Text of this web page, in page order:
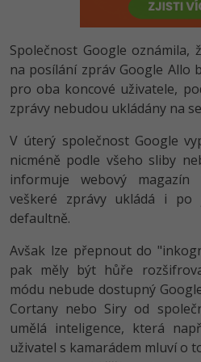
HTML5, CSS3,
SQL a databáze
Testování a verzování
UML a návrhové vzory
React
ASP.NET MVC
Django
Best practices
PHP
JavaScript
Python
HTML / CSS
UML a návrhové vzory
MS-SQL
SQLite
Vývojář mobilních
Specialista na AI a
C# Game developer
Tester
Systémový
3D grafik
Projektový manažer
Databázový analytik
-80%
JavaScript -80%
PHP -80%
Swift -80%
Kotlin -80%
C
VB.NET
SQL
Návrh SW -80%
Digitální gramotnost
Marketing -30%
WordPress
UX
Business
Kryptoměny
Copywriting -30%
MS Office -80%
Photoshop -80%
Adobe Illustrator -80%
Adobe Lightroom -30%
Adobe XD
Adobe InDesign -25%
Adobe After Effects
Blender -80%
Inkscape
Fotografování -80%
Společnost Google oznámila,
na posílání zpráv Google Allo
pro oba koncové uživatele,
zprávy nebudou ukládány na
V úterý společnost Google
nicméně podle všeho sliby
informuje webový
veškeré zprávy ukládá i po
defaultně.
Avšak lze přepnout do
pak měly být hůře
módu nebude dostupný
Cortany nebo Siry od
umělá inteligence, která
uživatel s kamarádem mluví o